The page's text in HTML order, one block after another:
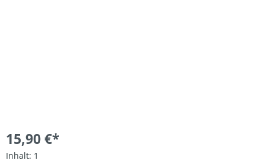
15,90 €*
Inhalt: 1